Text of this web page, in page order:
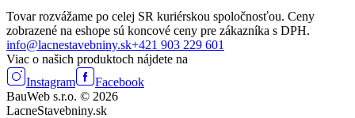
Tovar rozvážame po celej SR kuriérskou spoločnosťou. Ceny
zobrazené na eshope sú koncové ceny pre zákazníka s DPH.
info@lacnestavebniny.sk+421 903 229 601
Viac o našich produktoch nájdete na
Instagram
Facebook
BauWeb s.r.o. © 2026
LacneStavebniny.sk